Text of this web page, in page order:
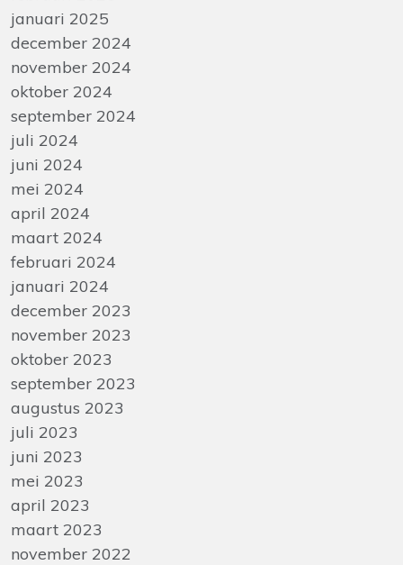
januari 2025
december 2024
november 2024
oktober 2024
september 2024
juli 2024
juni 2024
mei 2024
april 2024
maart 2024
februari 2024
januari 2024
december 2023
november 2023
oktober 2023
september 2023
augustus 2023
juli 2023
juni 2023
mei 2023
april 2023
maart 2023
november 2022